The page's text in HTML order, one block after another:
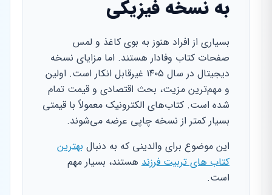
به نسخه فیزیکی
بسیاری از افراد هنوز به بوی کاغذ و لمس
صفحات کتاب وفادار هستند. اما مزایای نسخه
دیجیتال در سال ۱۴۰۵ غیرقابل انکار است. اولین
و مهم‌ترین مزیت، بحث اقتصادی و قیمت تمام
شده است. کتاب‌های الکترونیک معمولاً با قیمتی
بسیار کمتر از نسخه چاپی عرضه می‌شوند.
این موضوع برای والدینی که به دنبال بهترین
کتاب های تربیت فرزند هستند، بسیار مهم
است.